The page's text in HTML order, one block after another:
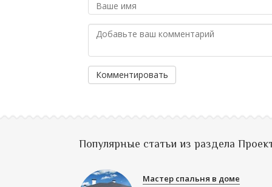
Комментировать
Популярные статьи из раздела
Мастер спальня в доме